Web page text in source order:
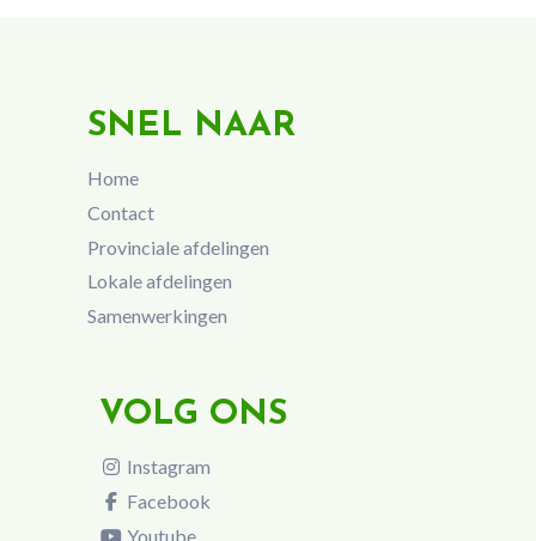
SNEL NAAR
Home
Contact
Provinciale afdelingen
Lokale afdelingen
Samenwerkingen
VOLG ONS
Instagram
Facebook
Youtube